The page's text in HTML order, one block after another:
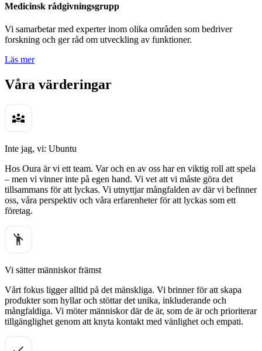
Medicinsk rådgivningsgrupp
Vi samarbetar med experter inom olika områden som bedriver
forskning och ger råd om utveckling av funktioner.
Läs mer
Våra värderingar
Inte jag, vi: Ubuntu
Hos Oura är vi ett team. Var och en av oss har en viktig roll att spela
– men vi vinner inte på egen hand. Vi vet att vi måste göra det
tillsammans för att lyckas. Vi utnyttjar mångfalden av där vi befinner
oss, våra perspektiv och våra erfarenheter för att lyckas som ett
företag.
Vi sätter människor främst
Vårt fokus ligger alltid på det mänskliga. Vi brinner för att skapa
produkter som hyllar och stöttar det unika, inkluderande och
mångfaldiga. Vi möter människor där de är, som de är och prioriterar
tillgänglighet genom att knyta kontakt med vänlighet och empati.